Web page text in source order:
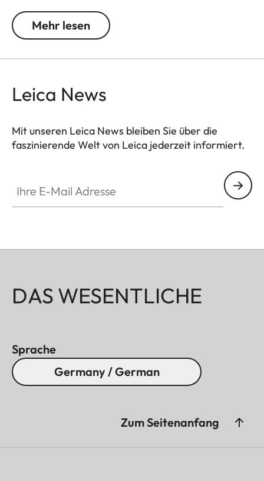
Montage auf einem Stativ.
Mehr lesen
Leica News
Mit unseren Leica News bleiben Sie über die
faszinierende Welt von Leica jederzeit informiert.
DAS WESENTLICHE
Sprache
Germany / German
Zum Seitenanfang